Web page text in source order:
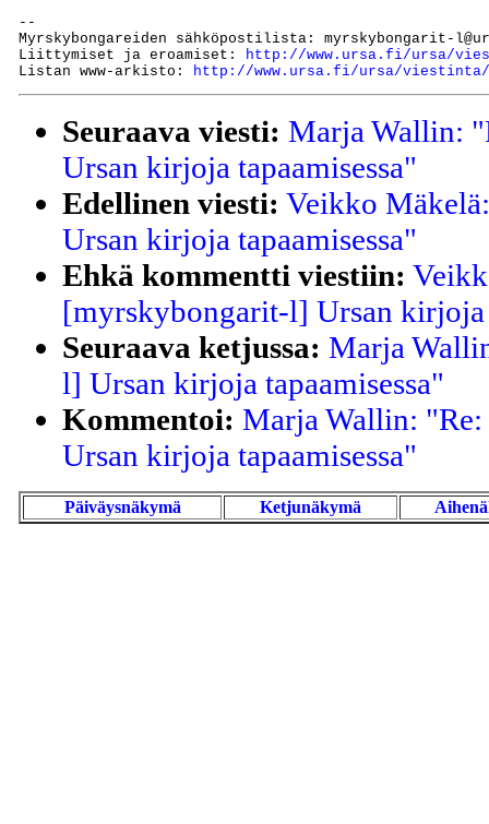
--
Myrskybongareiden sähköpostilista: myrskybongarit-
Liittymiset ja eroamiset:
http://www.ursa.fi/ursa/
Listan www-arkisto:
http://www.ursa.fi/ursa/viestinta/
Seuraava viesti: Marja Wallin:
Ursan kirjoja tapaamisessa"
Edellinen viesti: Veikko
Ursan kirjoja tapaamisessa"
Ehkä kommentti viestiin:
[myrskybongarit-l] Ursan kirjoja
Seuraava ketjussa: Marja
l] Ursan kirjoja tapaamisessa"
Kommentoi: Marja Wallin:
Ursan kirjoja tapaamisessa"
Päiväysnäkymä Ketjunäkymä